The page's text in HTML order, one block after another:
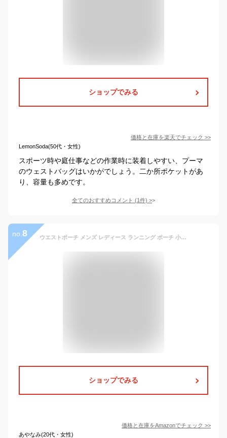
ショップでみる
価格と在庫を楽天でチェック >>
LemonSoda(50代・女性)
スポーツ時や庭仕事などの作業時に装着しやすい、プーマ
のウェストバッグはいかがでしょう。二か所ポケットがあ
り、容量も多めです。
全てのおすすめコメント (1件) >
no. 8 ウエストポーチ メンズ レディース ランニング ポーチ 小さめ 軽量 ボディバッグ おしゃれ 多機能 防水 ウォーキング ジョギング ウエストバッグ 仕事用 旅行 うすい（ブラック）
ショップでみる
価格と在庫をAmazonでチェック >>
あやなみ(20代・女性)